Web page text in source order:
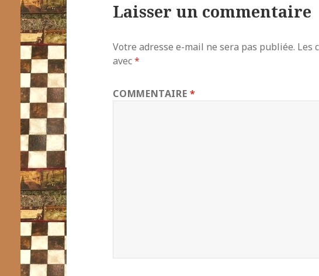
Laisser un commentaire
Votre adresse e-mail ne sera pas publiée. Les
avec*
COMMENTAIRE*